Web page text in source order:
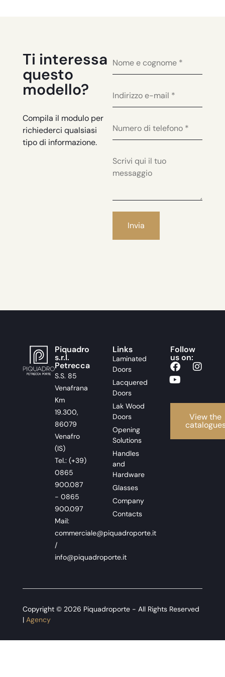
Ti interessa
questo
modello?
Compila il modulo per
richiederci qualsiasi
tipo di informazione.
Piquadro
s.r.l.
Petrecca
S.S. 85
Venafrana
Km
19.300,
86079
Venafro
(IS)
Tel.: (+39)
0865
900.087
- 0865
900.097
Mail:
commerciale@piquadroporte.it
/
info@piquadroporte.it
Links
Laminated
Doors
Lacquered
Doors
Lak Wood
Doors
Opening
Solutions
Handles
and
Hardware
Glasses
Company
Contacts
Follow
us on:
View the
Copyright © 2026 Piquadroporte - All Rights Reserved
| Agency